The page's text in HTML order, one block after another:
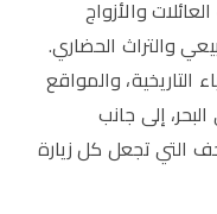
والأزواج
والتراث الحضاري.
التاريخية، والمواقع
إلى جانب
التي تجعل كل زيارة